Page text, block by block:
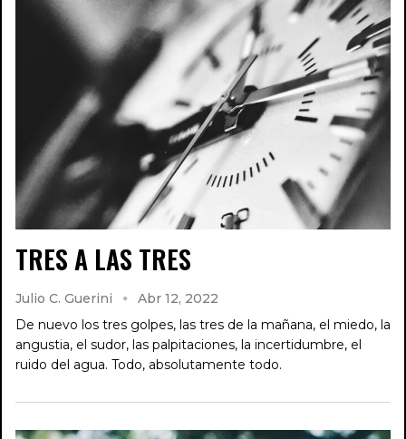
TRES A LAS TRES
Julio C. Guerini
Abr 12, 2022
De nuevo los tres golpes, las tres de la mañana, el miedo, la
angustia, el sudor, las palpitaciones, la incertidumbre, el
ruido del agua. Todo, absolutamente todo.